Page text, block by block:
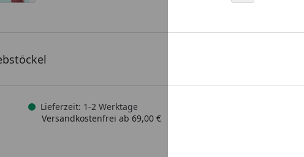
Lieferzeit: 1-2 Werktage
Versandkostenfrei ab 69,00 €